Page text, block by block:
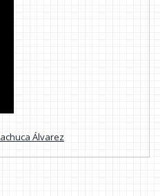
Álvarez